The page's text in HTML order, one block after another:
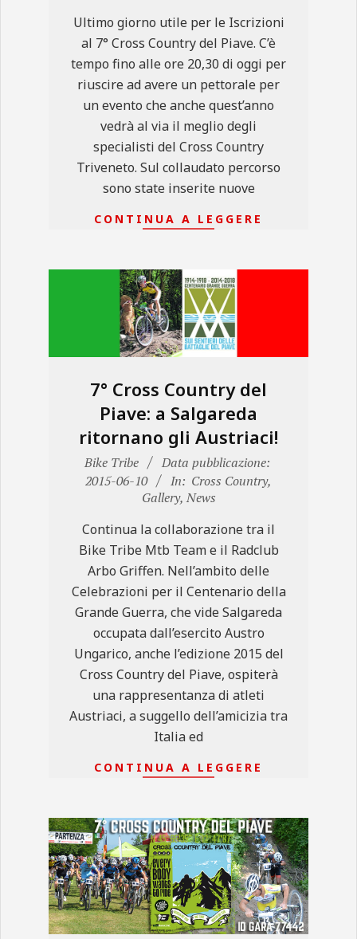
Ultimo giorno utile per le Iscrizioni
al 7° Cross Country del Piave. C’è
tempo fino alle ore 20,30 di oggi per
riuscire ad avere un pettorale per
un evento che anche quest’anno
vedrà al via il meglio degli
specialisti del Cross Country
Triveneto. Sul collaudato percorso
sono state inserite nuove
CONTINUA A LEGGERE
7° Cross Country del
Piave: a Salgareda
ritornano gli Austriaci!
2015-
Bike Tribe
Data pubblicazione:
2015-06-10
In: Cross Country,
Gallery, News
Continua la collaborazione tra il
Bike Tribe Mtb Team e il Radclub
Arbo Griffen. Nell’ambito delle
Celebrazioni per il Centenario della
Grande Guerra, che vide Salgareda
occupata dall’esercito Austro
Ungarico, anche l’edizione 2015 del
Cross Country del Piave, ospiterà
una rappresentanza di atleti
Austriaci, a suggello dell’amicizia tra
Italia ed
CONTINUA A LEGGERE